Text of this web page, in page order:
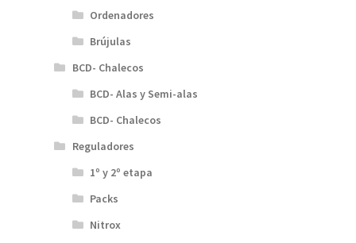
Ordenadores
Brújulas
BCD- Chalecos
BCD- Alas y Semi-alas
BCD- Chalecos
Reguladores
1º y 2º etapa
Packs
Nitrox